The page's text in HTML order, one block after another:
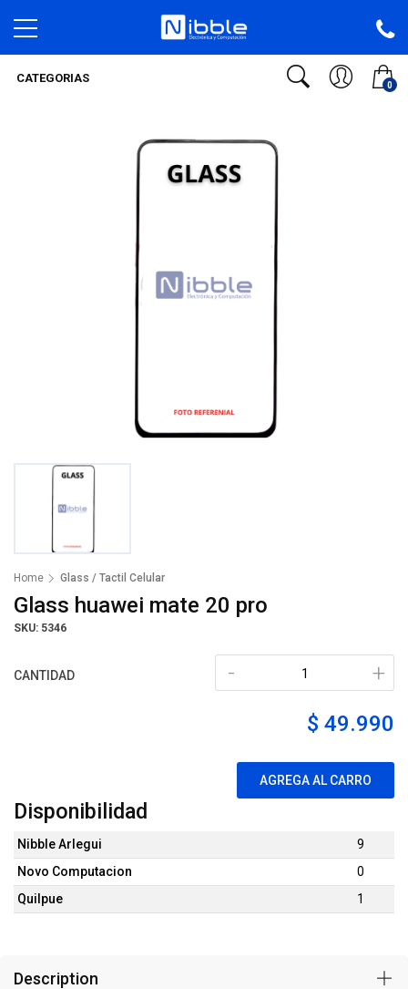
0
CATEGORIAS
Home Glass / Tactil Celular
Glass huawei mate 20 pro
SKU: 5346
CANTIDAD +
-
$ 49.990
AGREGA AL CARRO
Disponibilidad
Nibble Arlegui
9
Novo Computacion
0
Quilpue
1
Description